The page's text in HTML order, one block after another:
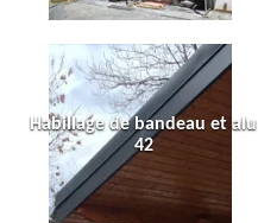
Habillage de bandeau et alu
42